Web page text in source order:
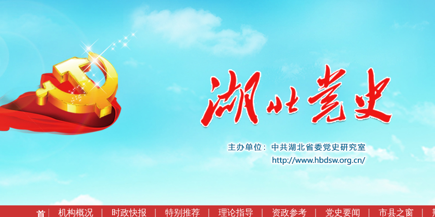
首 机构概况 时政快报 特别推荐 理论指导 资政参考 党史要闻 市县之窗